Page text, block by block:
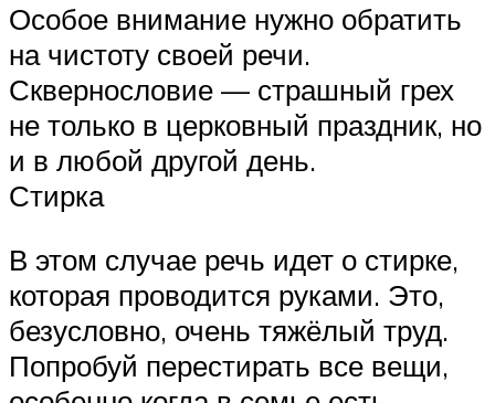
Особое внимание нужно обратить
на чистоту своей речи.
Сквернословие — страшный грех
не только в церковный праздник, но
и в любой другой день.
Стирка
В этом случае речь идет о стирке,
которая проводится руками. Это,
безусловно, очень тяжёлый труд.
Попробуй перестирать все вещи,